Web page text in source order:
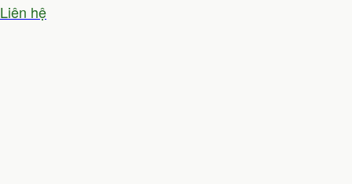
Liên hệ